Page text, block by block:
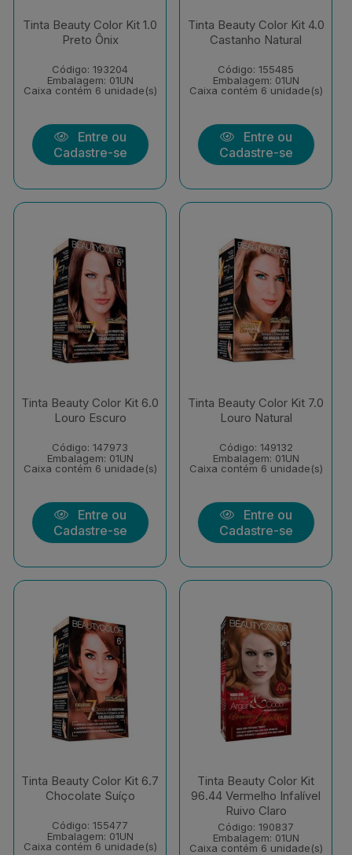
Tinta Beauty Color Kit 1.0
Preto Ônix
Código: 193204
Embalagem: 01UN
Caixa contém 6 unidade(s)
Entre ou
Cadastre-se
Tinta Beauty Color Kit 4.0
Castanho Natural
Código: 155485
Embalagem: 01UN
Caixa contém 6 unidade(s)
Entre ou
Cadastre-se
Tinta Beauty Color Kit 6.0
Louro Escuro
Código: 147973
Embalagem: 01UN
Caixa contém 6 unidade(s)
Entre ou
Cadastre-se
Tinta Beauty Color Kit 7.0
Louro Natural
Código: 149132
Embalagem: 01UN
Caixa contém 6 unidade(s)
Entre ou
Cadastre-se
Tinta Beauty Color Kit 6.7
Chocolate Suíço
Código: 155477
Embalagem: 01UN
Caixa contém 6 unidade(s)
Tinta Beauty Color Kit
96.44 Vermelho Infalível
Ruivo Claro
Código: 190837
Embalagem: 01UN
Caixa contém 6 unidade(s)